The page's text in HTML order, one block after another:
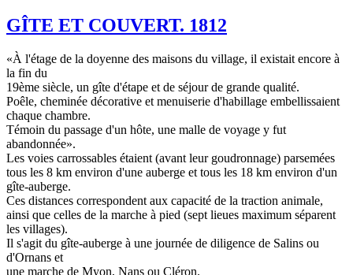
GÎTE ET COUVERT. 1812
«À l'étage de la doyenne des maisons du village, il existait encore à
la fin du
19ème siècle, un gîte d'étape et de séjour de grande qualité.
Poêle, cheminée décorative et menuiserie d'habillage embellissaient
chaque chambre.
Témoin du passage d'un hôte, une malle de voyage y fut
abandonnée».
Les voies carrossables étaient (avant leur goudronnage) parsemées
tous les 8 km environ d'une auberge et tous les 18 km environ d'un
gîte-auberge.
Ces distances correspondent aux capacité de la traction animale,
ainsi que celles de la marche à pied (sept lieues maximum séparent
les villages).
Il s'agit du gîte-auberge à une journée de diligence de Salins ou
d'Ornans et
une marche de Myon, Nans ou Cléron.